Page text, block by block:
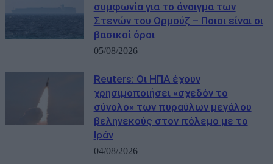
συμφωνία για το άνοιγμα των
Στενών του Ορμούζ – Ποιοι είναι οι
βασικοί όροι
05/08/2026
Reuters: Οι ΗΠΑ έχουν
χρησιμοποιήσει «σχεδόν το
σύνολο» των πυραύλων μεγάλου
βεληνεκούς στον πόλεμο με το
Ιράν
04/08/2026